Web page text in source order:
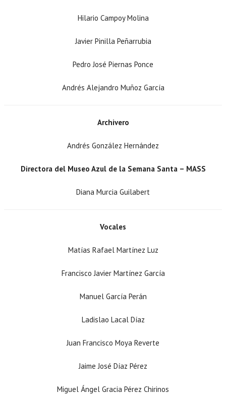
Hilario Campoy Molina
Javier Pinilla Peñarrubia
Pedro José Piernas Ponce
Andrés Alejandro Muñoz García
Archivero
Andrés González Hernández
Directora del Museo Azul de la Semana Santa – MASS
Diana Murcia Guilabert
Vocales
Matías Rafael Martínez Luz
Francisco Javier Martínez García
Manuel García Perán
Ladislao Lacal Díaz
Juan Francisco Moya Reverte
Jaime José Díaz Pérez
Miguel Ángel Gracia Pérez Chirinos